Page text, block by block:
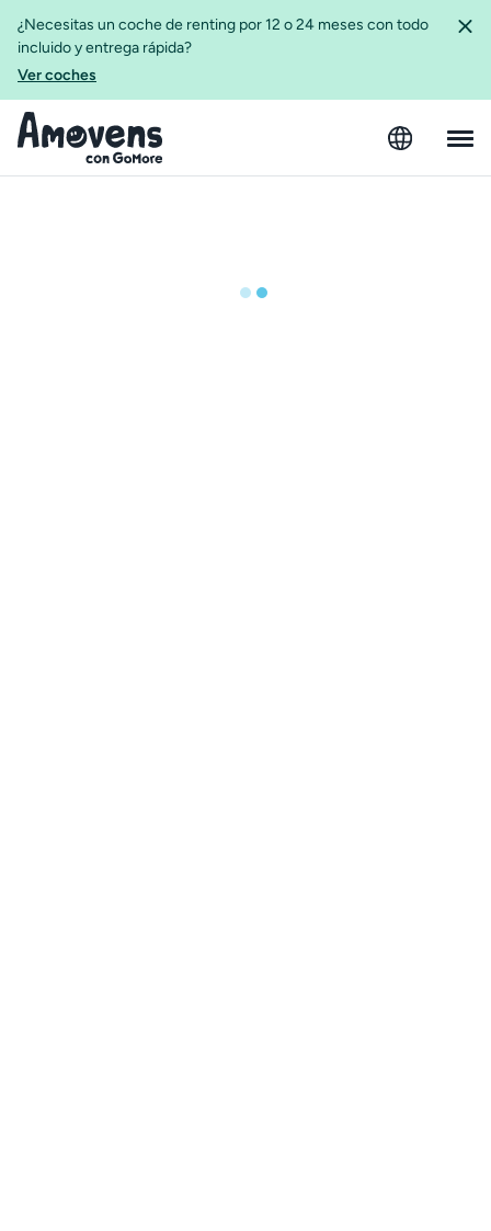
¿Necesitas un coche de renting por 12 o 24 meses con todo
incluido y entrega rápida?
Ver coches